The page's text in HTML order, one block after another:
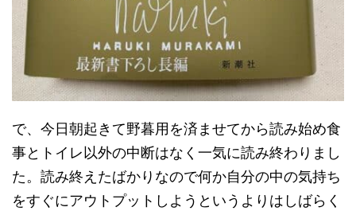
で、今日朝起きて野暮用を済ませてから読み始め食
事とトイレ以外の中断はなく一気に読み終わりまし
た。読み終えたばかりなので何か自分の中の気持ち
をすぐにアウトプットしようというよりはしばらく